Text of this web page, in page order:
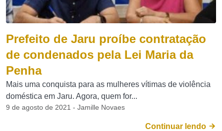
Prefeito de Jaru proíbe contratação
de condenados pela Lei Maria da
Penha
Mais uma conquista para as mulheres vítimas de violência
doméstica em Jaru. Agora, quem for...
9 de agosto de 2021 - Jamille Novaes
Continuar lendo